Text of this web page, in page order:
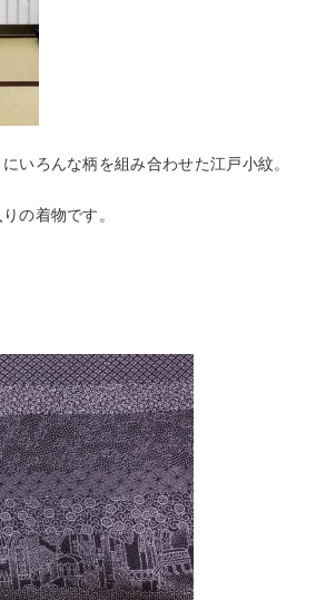
いろんな柄を組み合わせた江戸小紋。
の着物です。